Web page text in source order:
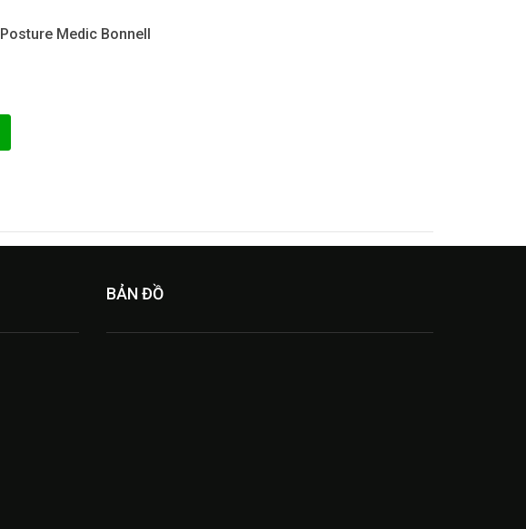
Medic Bonnell
BẢN ĐỒ